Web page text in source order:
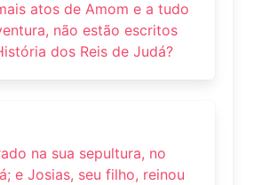
atos de Amom e a tudo
não estão escritos
dos Reis de Judá?
na sua sepultura, no
e Josias, seu filho, reinou